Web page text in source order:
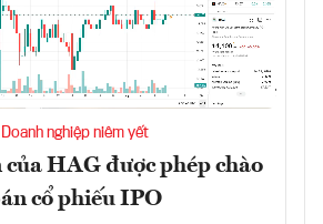
Doanh nghiệp niêm yết
của HAG được phép chào
cổ phiếu IPO